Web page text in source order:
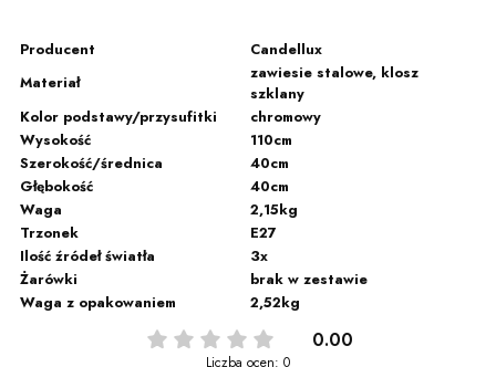
Producent
Candellux
Materiał
zawiesie stalowe, klosz
szklany
Kolor podstawy/przysufitki
chromowy
Wysokość
110cm
Szerokość/średnica
40cm
Głębokość
40cm
Waga
2,15kg
Trzonek
E27
Ilość źródeł światła
3x
Żarówki
brak w zestawie
Waga z opakowaniem
2,52kg
0.00
Liczba ocen: 0